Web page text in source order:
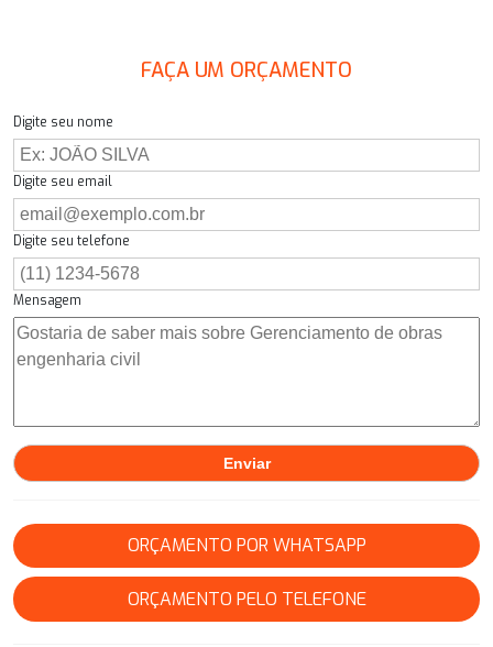
FAÇA UM ORÇAMENTO
Digite seu nome
Digite seu email
Digite seu telefone
Mensagem
ORÇAMENTO POR WHATSAPP
ORÇAMENTO PELO TELEFONE